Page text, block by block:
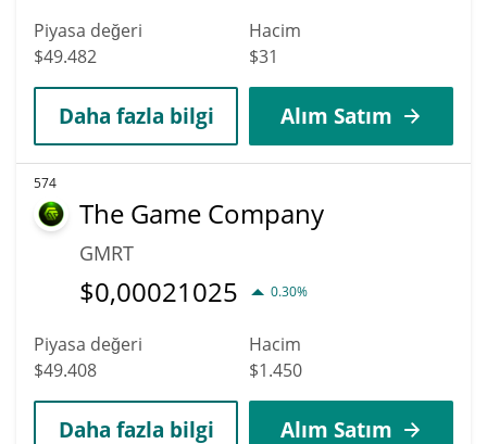
Piyasa değeri
$49.482
Hacim
$31
Daha fazla bilgi Alım Satım
574
The Game Company
GMRT
$0,00021025 0.30%
Piyasa değeri
$49.408
Hacim
$1.450
Daha fazla bilgi Alım Satım